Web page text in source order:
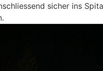
sicher ins